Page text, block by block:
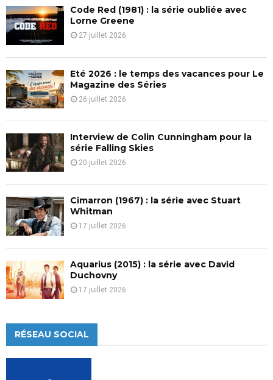
f
o
r
:
C
Code Red (1981) : la série oubliée avec
Lorne Greene
27 juillet 2026
Eté 2026 : le temps des vacances pour Le
Magazine des Séries
26 juillet 2026
Interview de Colin Cunningham pour la
série Falling Skies
20 juillet 2026
Cimarron (1967) : la série avec Stuart
Whitman
17 juillet 2026
Aquarius (2015) : la série avec David
Duchovny
17 juillet 2026
RÉSEAU SOCIAL